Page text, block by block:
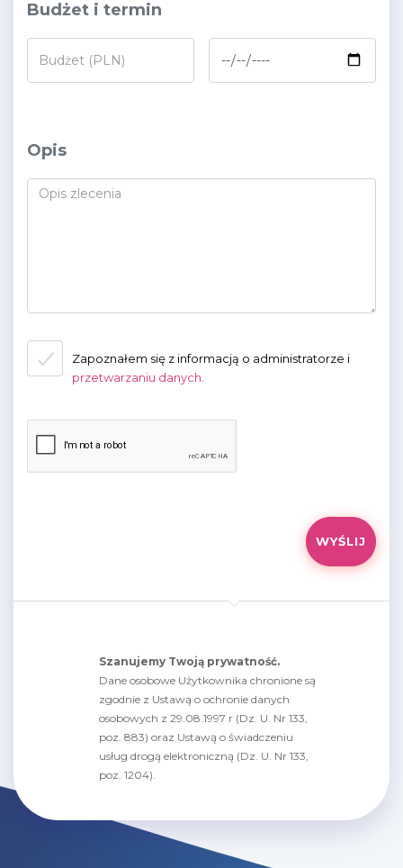
Budżet i termin
Opis
Zapoznałem się z informacją o administratorze i
przetwarzaniu danych.
Szanujemy Twoją prywatność.
Dane osobowe Użytkownika chronione są
zgodnie z Ustawą o ochronie danych
osobowych z 29.08.1997 r (Dz. U. Nr 133,
poz. 883) oraz Ustawą o świadczeniu
usług drogą elektroniczną (Dz. U. Nr 133,
poz. 1204).